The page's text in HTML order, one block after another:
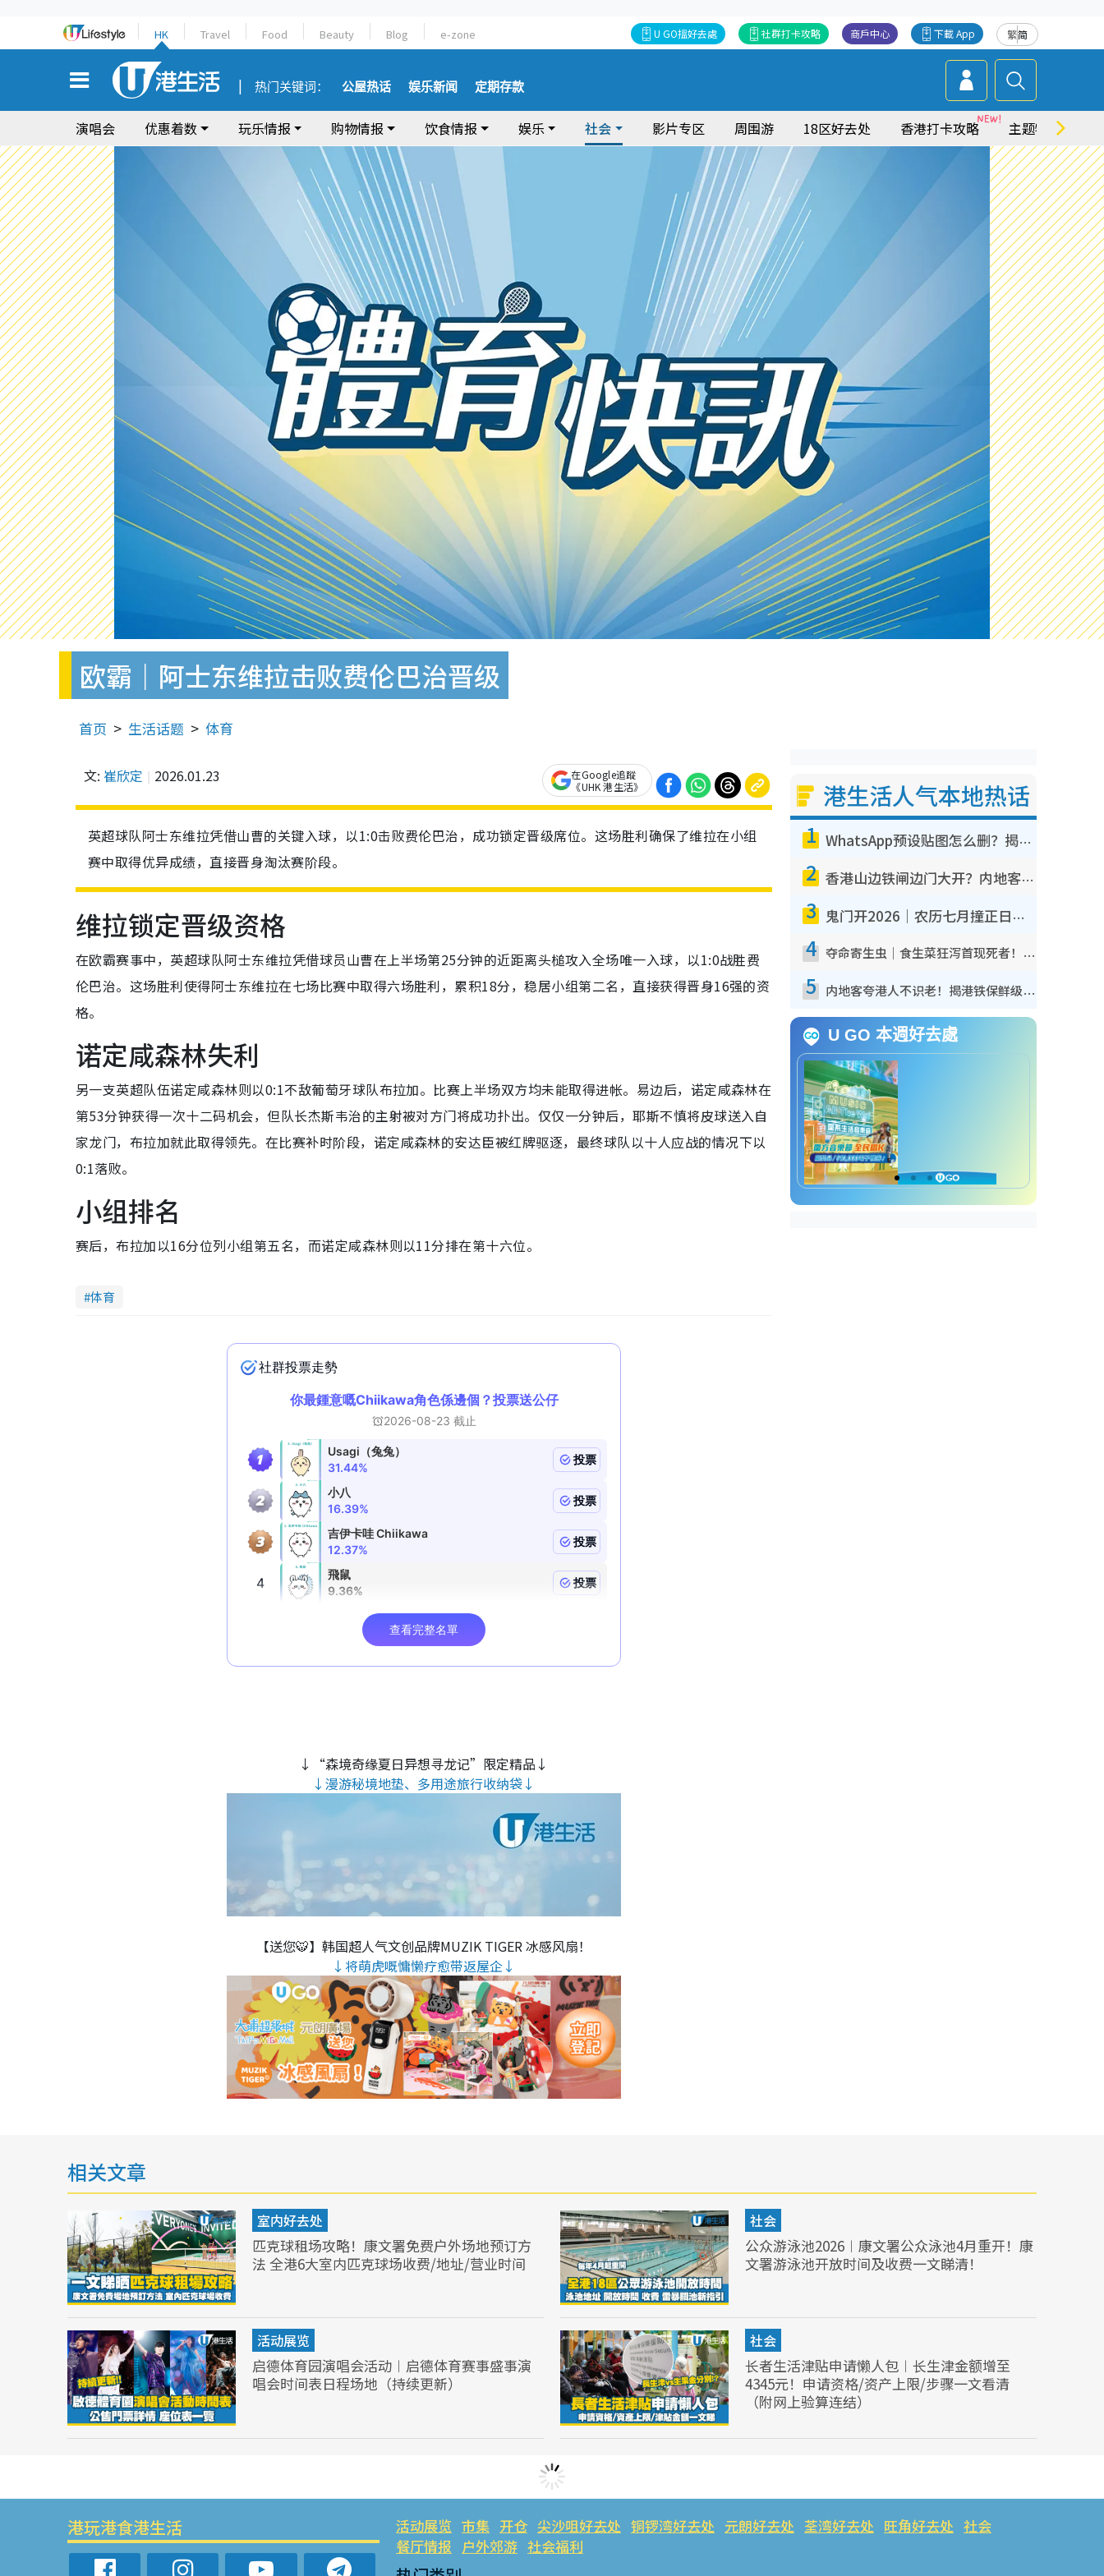
HK Travel Food Beauty Blog e-zone 繁简
下載 App
商戶中心
社群打卡攻略
U GO搵好去處
热门关键词： 公屋热话 娱乐新闻 定期存款
演唱会 优惠着数 玩乐情报 购物情报 饮食情报 娱乐 社会 影片专区 周围游 18区好去处 香港打卡攻略 主题特集
欧霸｜阿士东维拉击败费伦巴治晋级
首页 生活话题 体育
文: 崔欣定 2026.01.23
在Google追蹤
《UHK 港生活》
英超球队阿士东维拉凭借山曹的关键入球，以1:0击败费伦巴治，成功锁定晋级席位。这场胜利确保了维拉在小组
赛中取得优异成绩，直接晋身淘汰赛阶段。
维拉锁定晋级资格
在欧霸赛事中，英超球队阿士东维拉凭借球员山曹在上半场第25分钟的近距离头槌攻入全场唯一入球，以1:0战胜费
伦巴治。这场胜利使得阿士东维拉在七场比赛中取得六场胜利，累积18分，稳居小组第二名，直接获得晋身16强的资
格。
诺定咸森林失利
另一支英超队伍诺定咸森林则以0:1不敌葡萄牙球队布拉加。比赛上半场双方均未能取得进帐。易边后，诺定咸森林在
第53分钟获得一次十二码机会，但队长杰斯韦治的主射被对方门将成功扑出。仅仅一分钟后，耶斯不慎将皮球送入自
家龙门，布拉加就此取得领先。在比赛补时阶段，诺定咸森林的安达臣被红牌驱逐，最终球队以十人应战的情况下以
0:1落败。
小组排名
赛后，布拉加以16分位列小组第五名，而诺定咸森林则以11分排在第十六位。
体育
↓“森境奇缘夏日异想寻龙记”限定精品↓
↓漫游秘境地垫、多用途旅行收纳袋↓
【送您🐯】韩国超人气文创品牌MUZIK TIGER 冰感风扇！
↓将萌虎嘅慵懒疗愈带返屋企↓
港生活人气本地热话
1 WhatsApp预设贴图怎么删？揭秘1招“反向操作”还原简洁界面 附3步实测教程
2 香港山边铁闸边门大开？内地客困惑意义何在！网友神回复：这种叫法理性防御
3 鬼门开2026｜农历七月撞正日全食特别邪？专家警告切忌做一事！揭4大禁忌+2招保平安
4 夺命寄生虫｜食生菜狂泻首现死者！疫潮恶化录1.8万宗病例 揭洗菜3大谬误
5 内地客夸港人不识老！揭港铁保鲜级冷气 港人求放过：别投诉
U GO 本週好去處
相关文章
室内好去处
匹克球租场攻略！康文署免费户外场地预订方
法 全港6大室内匹克球场收费/地址/营业时间
社会
公众游泳池2026︱康文署公众泳池4月重开！康
文署游泳池开放时间及收费一文睇清！
活动展览
启德体育园演唱会活动︱启德体育赛事盛事演
唱会时间表日程场地（持续更新）
社会
长者生活津贴申请懒人包︱长生津金额增至
4345元！申请资格/资产上限/步骤一文看清
（附网上验算连结）
港玩港食港生活 活动展览 市集 开仓 尖沙咀好去处 铜锣湾好去处 元朗好去处 荃湾好去处 旺角好去处 社会
餐厅情报 户外郊游 社会福利